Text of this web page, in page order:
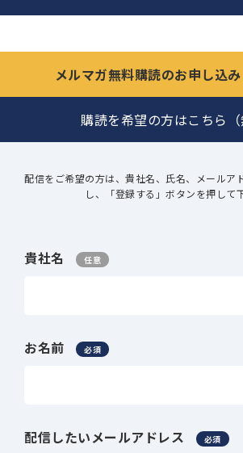
メルマガ無料購読のお申し込
購読を希望の方はこちら（
配信をご希望の方は、貴社名、氏名、メールア
し、「登録する」ボタンを押して
貴社名 任意
お名前 必須
配信したいメールアドレス 必須